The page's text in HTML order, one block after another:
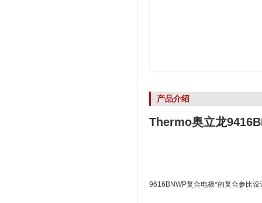
产品介绍
Thermo奥立龙
9616BNWP复合电极*的复合参比